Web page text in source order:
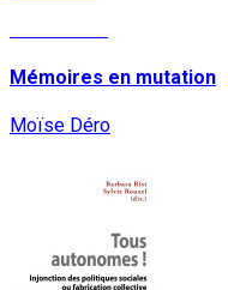
Mémoires en mutation
Moïse Déro